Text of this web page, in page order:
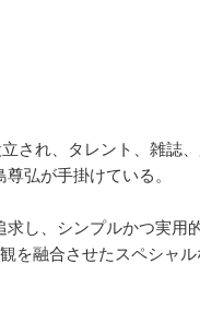
され、タレント、雑誌
弘が手掛けている。
し、シンプルかつ実用
を融合させたスペシャ